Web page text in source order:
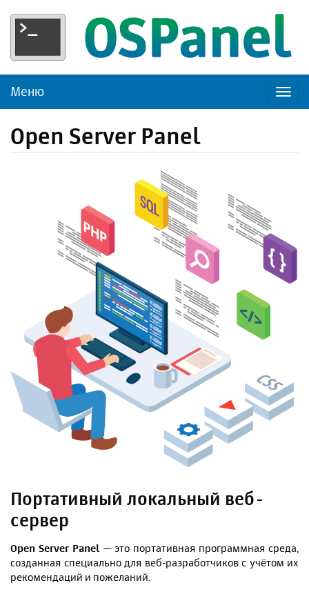
Меню
Open Server Panel
Портативный локальный веб-
сервер
Open Server Panel — это портативная программная среда,
созданная специально для веб-разработчиков с учётом их
рекомендаций и пожеланий.